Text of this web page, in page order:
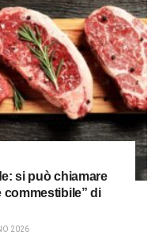
si può chiamare
commestibile” di
2026